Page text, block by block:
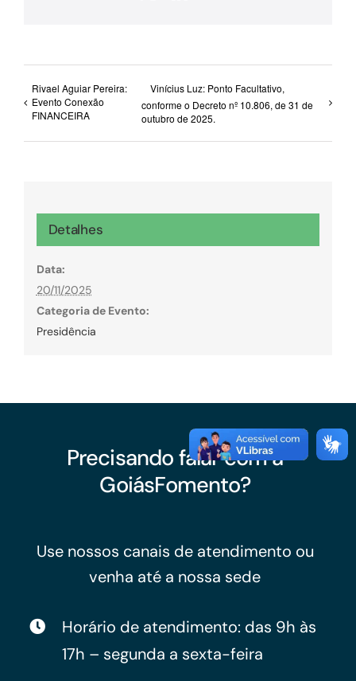
Rivael Aguiar Pereira:
Evento Conexão
FINANCEIRA
Vinícius Luz: Ponto Facultativo,
conforme o Decreto nº 10.806, de 31 de
outubro de 2025.
Detalhes
Data:
20/11/2025
Categoria de Evento:
Presidência
Precisando falar com a
GoiásFomento?
Use nossos canais de atendimento ou
venha até a nossa sede
Horário de atendimento: das 9h às
17h – segunda a sexta-feira